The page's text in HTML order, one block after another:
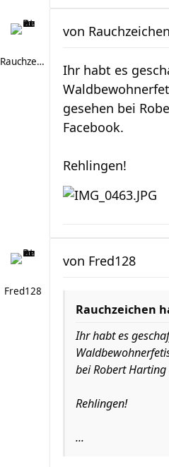
Rauchzeichen
von Rauchzeichen
Ihr habt es
gesehen bei
Facebook.
Rehlingen!
Fred128
von Fred128
Rauchzeichen
Ihr habt es
bei Robert
Rehlingen!
...